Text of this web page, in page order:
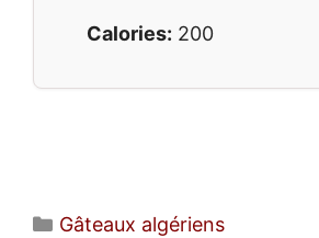
Calories: 200
Catégories
Gâteaux algériens